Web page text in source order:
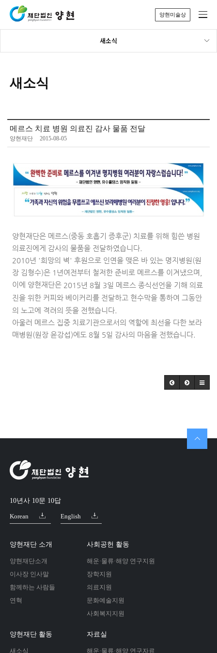
양현미술상
새소식
새소식
메르스 치료 병원 의료진 감사 물품 전달
양현재단 2015-08-05
양현재단은 메르스(중동 호흡기 증후군) 치료를 위해 힘쓴 병원
의료진에게 감사의 물품을 전달하였습니다.
2010년 '희망의 벽' 후원으로 인연을 맺은 바 있는 명지병원(원
장 김형수)은 1년여전부터 철저한 준비로 메르스를 이겨냈으며,
이에 양현재단은 2015년 8월 3일 메르스 종식선언을 기해 의료
진을 위한 커피와 베이커리를 전달하고 현수막을 통하여 그동안
의 노고에 격려의 뜻을 전했습니다.
아울러 메르스 집중 치료기관으로서의 역할에 최선을 다한 보라
매병원(원장 윤강섭)에도 8월 5일 감사의 마음을 전했습니다.
10년사 10문 10답
Korean English
양현재단 소개
양현재단소개
이사장 인사말
함께하는 사람들
연혁
사회공헌 활동
해운·물류·해양 연구지원
장학지원
의료지원
문화예술지원
사회복지지원
양현재단 활동
새소식
자료실
해운·물류·해양 연구자료